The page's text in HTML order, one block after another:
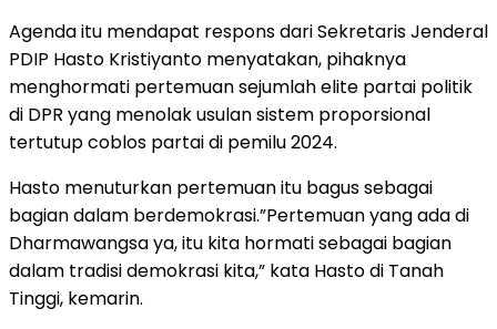
Agenda itu mendapat respons dari Sekretaris Jenderal
PDIP Hasto Kristiyanto menyatakan, pihaknya
menghormati pertemuan sejumlah elite partai politik
di DPR yang menolak usulan sistem proporsional
tertutup coblos partai di pemilu 2024.
Hasto menuturkan pertemuan itu bagus sebagai
bagian dalam berdemokrasi.”Pertemuan yang ada di
Dharmawangsa ya, itu kita hormati sebagai bagian
dalam tradisi demokrasi kita,” kata Hasto di Tanah
Tinggi, kemarin.